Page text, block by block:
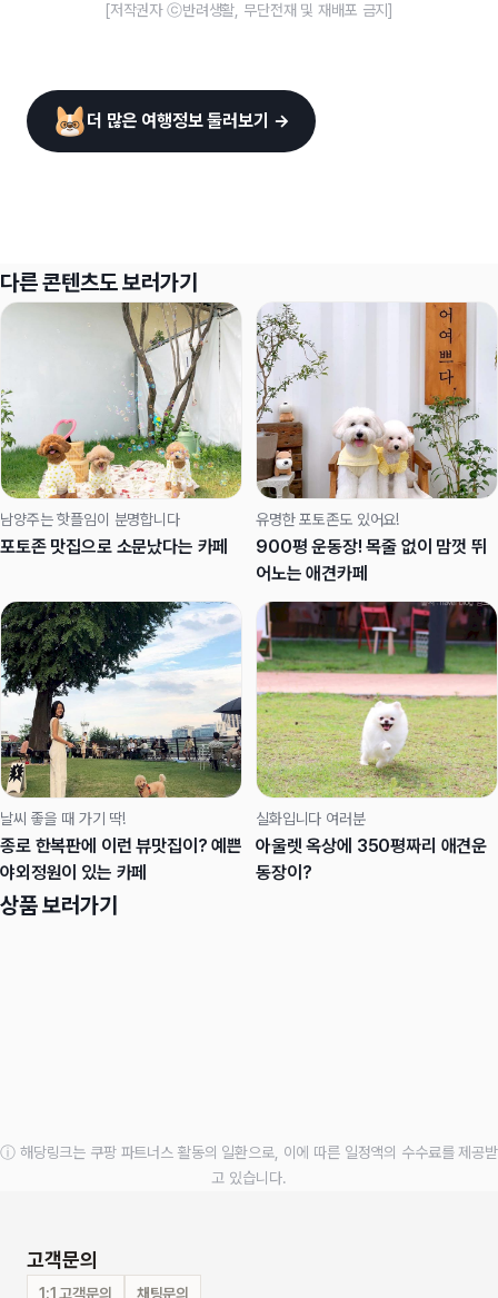
[저작권자 ⓒ반려생활, 무단전재 및 재배포 금지]
더 많은 여행정보 둘러보기 →
다른 콘텐츠도 보러가기
남양주는 핫플임이 분명합니다
포토존 맛집으로 소문났다는 카페
유명한 포토존도 있어요!
900평 운동장! 목줄 없이 맘껏 뛰
어노는 애견카페
날씨 좋을 때 가기 딱!
종로 한복판에 이런 뷰맛집이? 예쁜
야외정원이 있는 카페
실화입니다 여러분
아울렛 옥상에 350평짜리 애견운
동장이?
상품 보러가기
ⓘ 해당링크는 쿠팡 파트너스 활동의 일환으로, 이에 따른 일정액의 수수료를 제공받
고 있습니다.
고객문의
1:1 고객문의 채팅문의